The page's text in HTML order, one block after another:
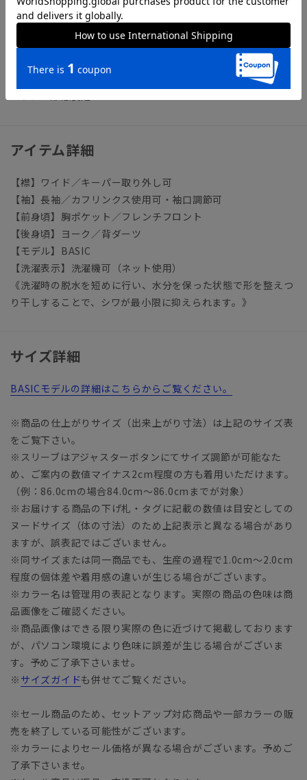
【参考情報】The Style Dictionary
◆スーツに合うワイシャツおすすめ12選｜おしゃれ＆失敗しな
いシャツの選び方
ビジネス ワイシャツ ノーアイロン ノンアイロン イージ
アイテム詳細
【襟】ワイド／キーパー取り外し可
【袖】長袖／カフリンクス使用可・袖口調節可
【前身頃】胸ポケット／フレンチフロント
【後身頃】ヨーク／背ダーツ
【モデル】BASIC
【洗濯表示】洗濯機可（ネット使用）
《洗濯時の脱水を短めに行い、水分を保った状態で形を整えつ
り干しすることで、シワが最小限に抑えられます。》
サイズ詳細
BASICモデルの詳細はこちらからご覧ください。
※商品の仕上がりサイズ（出来上がり寸法）は上記のサイズ表
をご覧下さい。
※スリーブはアジャスターボタンにてサイズ調節が可能なた
め、ご案内の数値マイナス2cm程度の方も着用いただけます。
（例：86.0cmの場合84.0cm～86.0cmまでが対象）
※お届けする商品の下げ札・タグに記載の数値は目安としての
ヌードサイズ（体の寸法）のため上記表示と異なる場合があり
ますが、誤表記ではございません。
※同サイズまたは同一商品でも、生産の過程で1.0cm～2.0cm
程度の個体差や着用感の違いが生じる場合がございます。
※カラー名は管理用の表記となります。実際の商品の色味は商
品画像をご確認ください。
※商品画像はできる限り実際の色に近づけて掲載しております
が、パソコン環境により色味に誤差が生じる場合がございま
す。予めご了承下さいませ。
※ サイズガイドも併せてご覧ください。
※セール商品のため、セットアップ対応商品や一部カラーの販
売を終了している可能性がございます。
※カラーによりセール価格が異なる場合がございます。予めご
了承下さいませ。